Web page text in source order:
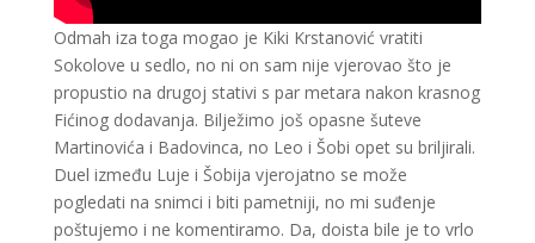
Odmah iza toga mogao je Kiki Krstanović vratiti
Sokolove u sedlo, no ni on sam nije vjerovao što je
propustio na drugoj stativi s par metara nakon krasnog
Fićinog dodavanja. Bilježimo još opasne šuteve
Martinovića i Badovinca, no Leo i Šobi opet su briljirali.
Duel između Luje i Šobija vjerojatno se može
pogledati na snimci i biti pametniji, no mi suđenje
poštujemo i ne komentiramo. Da, doista bile je to vrlo